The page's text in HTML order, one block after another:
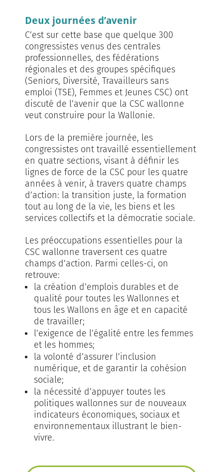
Deux journées d’avenir
C’est sur cette base que quelque 300
congressistes venus des centrales
professionnelles, des fédérations
régionales et des groupes spécifiques
(Seniors, Diversité, Travailleurs sans
emploi (TSE), Femmes et Jeunes CSC) ont
discuté de l’avenir que la CSC wallonne
veut construire pour la Wallonie.
Lors de la première journée, les
congressistes ont travaillé essentiellement
en quatre sections, visant à définir les
lignes de force de la CSC pour les quatre
années à venir, à travers quatre champs
d’action: la transition juste, la formation
tout au long de la vie, les biens et les
services collectifs et la démocratie sociale.
Les préoccupations essentielles pour la
CSC wallonne traversent ces quatre
champs d’action. Parmi celles-ci, on
retrouve:
la création d’emplois durables et de
qualité pour toutes les Wallonnes et
tous les Wallons en âge et en capacité
de travailler;
l’exigence de l’égalité entre les femmes
et les hommes;
la volonté d’assurer l’inclusion
numérique, et de garantir la cohésion
sociale;
la nécessité d’appuyer toutes les
politiques wallonnes sur de nouveaux
indicateurs économiques, sociaux et
environnementaux illustrant le bien-
vivre.